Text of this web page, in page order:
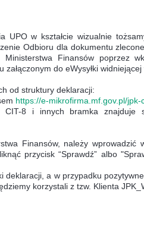
UPO w kształcie wizualnie
Odbioru dla dokumentu
Finansów poprzez
do eWysyłki
od struktury deklaracji:
https://e-mikrofirma.mf.gov.pl/jpk-
CIT-8 i innych bramka znajduje
Finansów, należy wprowadzić
przycisk “Sprawdź” albo
deklaracji, a w przypadku
korzystali z tzw. Klienta